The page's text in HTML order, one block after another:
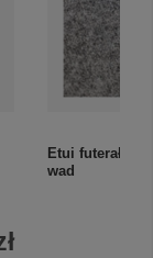
Etui futerał na
wad